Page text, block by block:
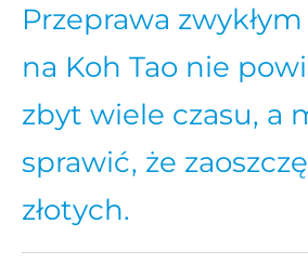
Przeprawa
na Koh Tao nie
zbyt wiele czasu, a
sprawić, że
złotych.